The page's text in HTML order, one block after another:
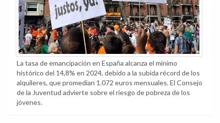
La tasa de emancipación en España alcanza el mínimo
histórico del 14,8% en 2024, debido a la subida récord de los
alquileres, que promedian 1.072 euros mensuales. El Consejo
de la Juventud advierte sobre el riesgo de pobreza de los
jóvenes.